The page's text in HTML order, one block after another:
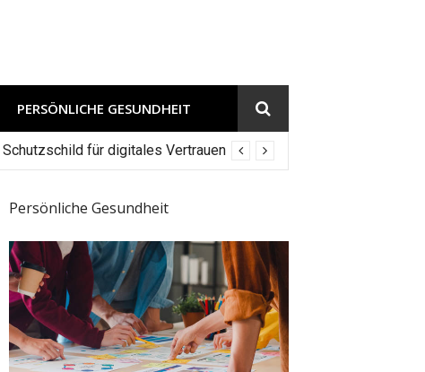
PERSÖNLICHE GESUNDHEIT
für digitales Vertrauen
Persönliche Gesundheit